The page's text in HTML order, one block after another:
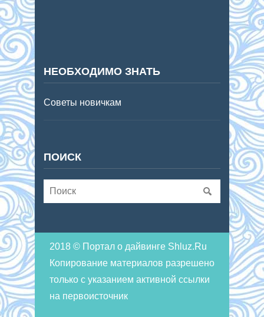
НЕОБХОДИМО ЗНАТЬ
Советы новичкам
ПОИСК
2018 © Портал о дайвинге Shluz.Ru
Копирование материалов разрешено
только с указанием активной ссылки
на первоисточник